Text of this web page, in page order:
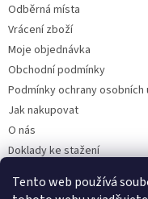
Tento web používá
Odběrná místa
Vrácení zboží
Moje objednávka
Obchodní podmínky
Podmínky ochrany osobních
Jak nakupovat
O nás
Doklady ke stažení
Velkoobchod